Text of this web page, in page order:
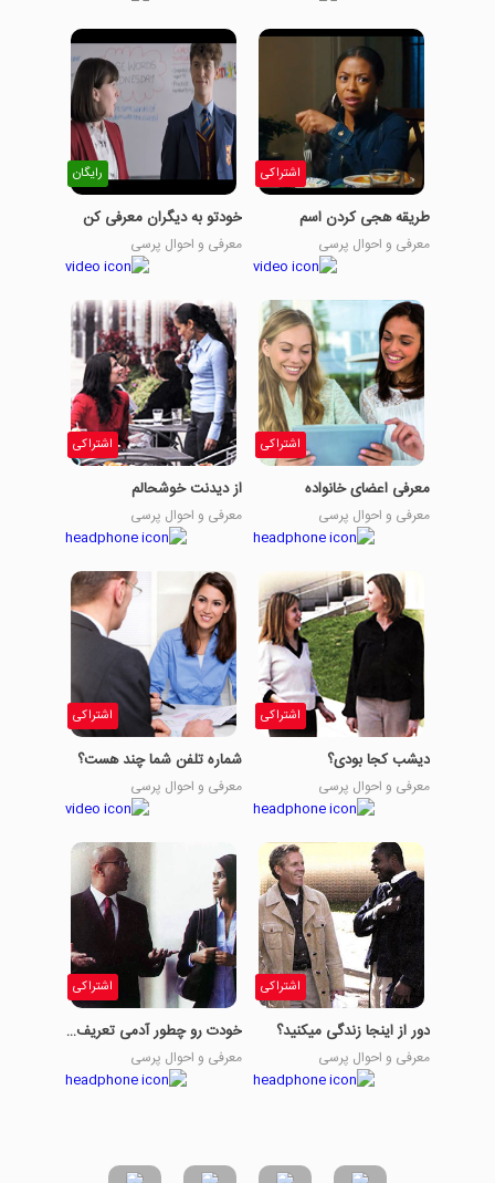
اشتراکی
طریقه هجی کردن اسم
معرفی و احوال پرسی
رایگان
خودتو به دیگران معرفی کن
معرفی و احوال پرسی
اشتراکی
معرفی اعضای خانواده
معرفی و احوال پرسی
اشتراکی
از دیدنت خوشحالم
معرفی و احوال پرسی
اشتراکی
دیشب کجا بودی؟
معرفی و احوال پرسی
اشتراکی
شماره تلفن شما چند هست؟
معرفی و احوال پرسی
اشتراکی
دور از اینجا زندگی میکنید؟
معرفی و احوال پرسی
اشتراکی
خودت رو چطور آدمی تعریف میکنی؟
معرفی و احوال پرسی